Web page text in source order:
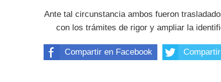
Ante tal circunstancia ambos fueron
con los trámites de rigor y ampliar la
Compartir en Facebook